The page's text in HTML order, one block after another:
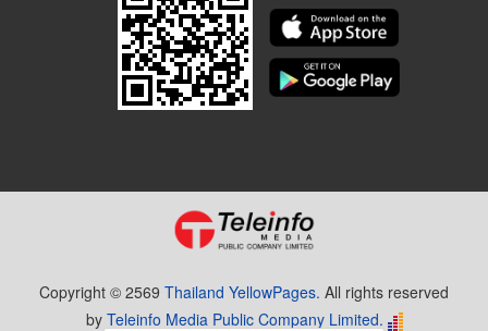
Copyright © 2569 Thailand YellowPages. All rights reserved
by Teleinfo Media Public Company Limited.